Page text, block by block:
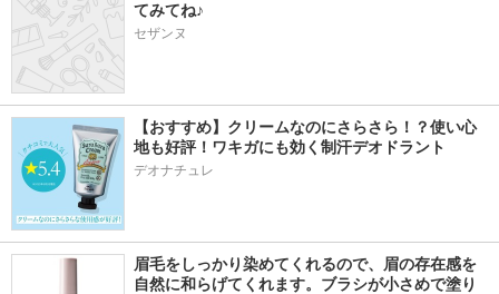
てみてね♪
セザンヌ
【おすすめ】クリームなのにさらさら！？使い心
地も好評！ワキガにも効く制汗デオドラント
デオナチュレ
眉毛をしっかり染めてくれるので、眉の存在感を
自然に和らげてくれます。ブラシが小さめで塗り